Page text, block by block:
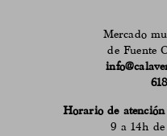
Mercado
de Fuente
Horario de
9 a 14h de